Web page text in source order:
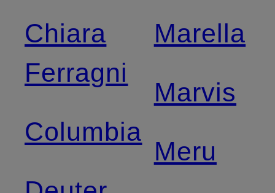
Chiara
Ferragni
Columbia
Marella
Marvis
Meru